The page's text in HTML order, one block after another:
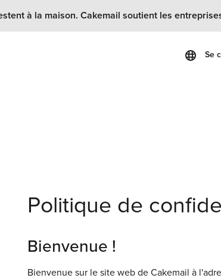
à la maison. Cakemail soutient les
Se
Politique de
Bienvenue !
Bienvenue sur le site web de Cakemail à